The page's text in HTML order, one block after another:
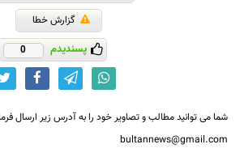
گزارش خطا
پسندیدم 0
شما می توانید مطالب و تصاویر خود را به آدرس زیر ارسال
bultannews@gmail.com